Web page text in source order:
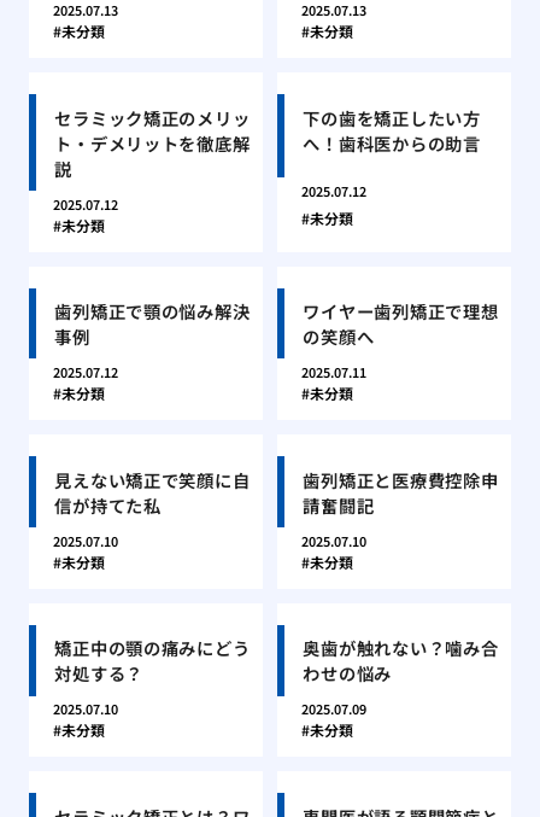
2025.07.13
未分類
2025.07.13
未分類
セラミック矯正のメリッ
ト・デメリットを徹底解
説
2025.07.12
未分類
下の歯を矯正したい方
へ！歯科医からの助言
2025.07.12
未分類
歯列矯正で顎の悩み解決
事例
2025.07.12
未分類
ワイヤー歯列矯正で理想
の笑顔へ
2025.07.11
未分類
見えない矯正で笑顔に自
信が持てた私
2025.07.10
未分類
歯列矯正と医療費控除申
請奮闘記
2025.07.10
未分類
矯正中の顎の痛みにどう
対処する？
2025.07.10
未分類
奥歯が触れない？噛み合
わせの悩み
2025.07.09
未分類